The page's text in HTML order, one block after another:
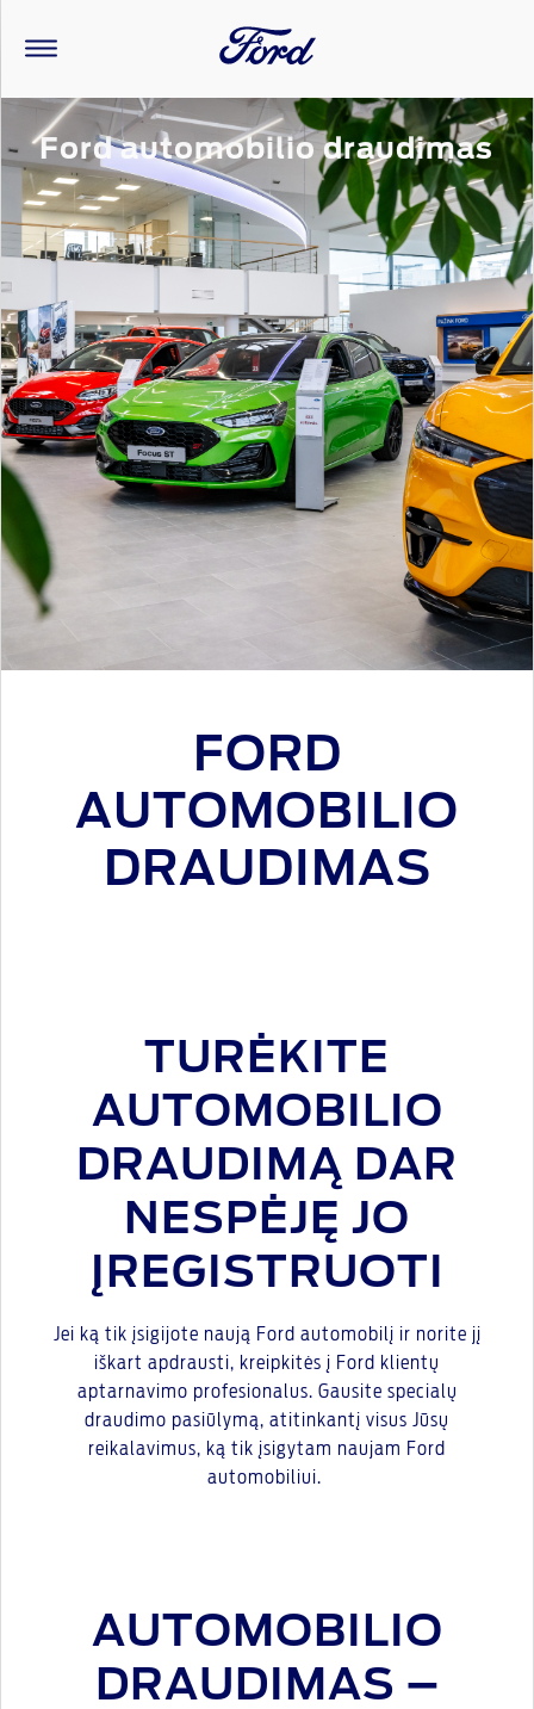
Ford automobilio draudimas
FORD
AUTOMOBILIO
DRAUDIMAS
TURĖKITE
AUTOMOBILIO
DRAUDIMĄ DAR
NESPĖJĘ JO
ĮREGISTRUOTI
Jei ką tik įsigijote naują Ford automobilį ir norite jį
iškart apdrausti, kreipkitės į Ford klientų
aptarnavimo profesionalus. Gausite specialų
draudimo pasiūlymą, atitinkantį visus Jūsų
reikalavimus, ką tik įsigytam naujam Ford
automobiliui.
AUTOMOBILIO
DRAUDIMAS –